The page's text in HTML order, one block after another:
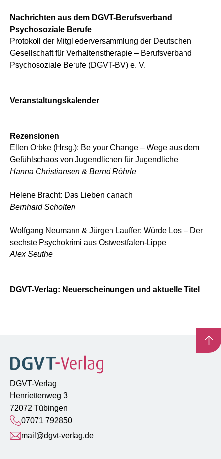
Nachrichten aus dem DGVT-Berufsverband
Psychosoziale Berufe
Protokoll der Mitgliederversammlung der Deutschen
Gesellschaft für Verhaltenstherapie – Berufsverband
Psychosoziale Berufe (DGVT-BV) e. V.
Veranstaltungskalender
Rezensionen
Ellen Orbke (Hrsg.): Be your Change – Wege aus dem
Gefühlschaos von Jugendlichen für Jugendliche
Hanna Christiansen & Bernd Röhrle
Helene Bracht: Das Lieben danach
Bernhard Scholten
Wolfgang Neumann & Jürgen Lauffer: Würde Los – Der
sechste Psychokrimi aus Ostwestfalen-Lippe
Alex Seuthe
DGVT-Verlag: Neuerscheinungen und aktuelle Titel
DGVT-Verlag
Henriettenweg 3
72072 Tübingen
07071 792850
mail@dgvt-verlag.de